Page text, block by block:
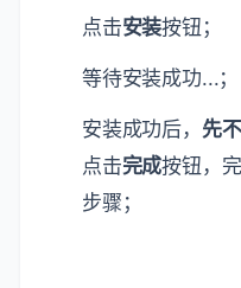
点击安装按钮；
等待安装成功...；
安装成功后， 先
点击完成按钮，
步骤；